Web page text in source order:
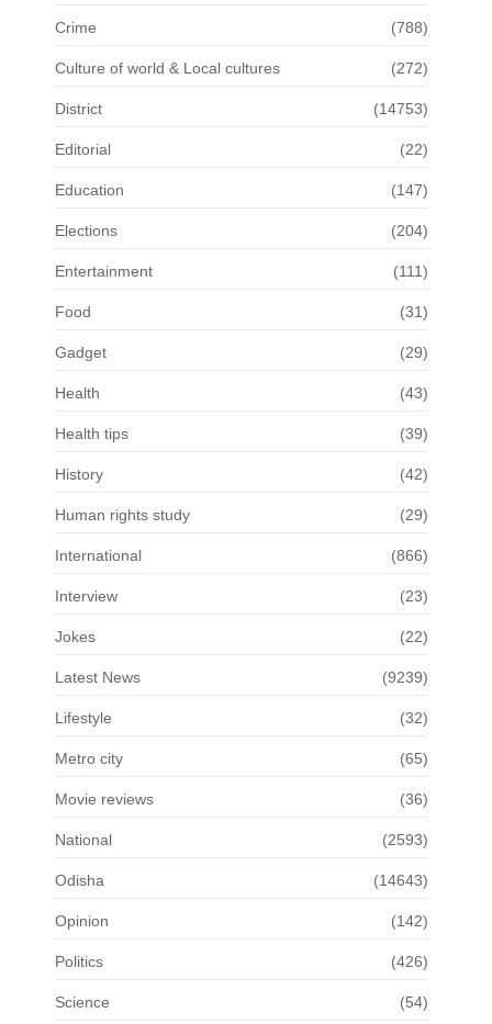
Crime (788)
Culture of world & Local cultures (272)
District (14753)
Editorial (22)
Education (147)
Elections (204)
Entertainment (111)
Food (31)
Gadget (29)
Health (43)
Health tips (39)
History (42)
Human rights study (29)
International (866)
Interview (23)
Jokes (22)
Latest News (9239)
Lifestyle (32)
Metro city (65)
Movie reviews (36)
National (2593)
Odisha (14643)
Opinion (142)
Politics (426)
Science (54)